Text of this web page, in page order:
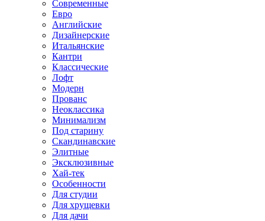
Современные
Евро
Английские
Дизайнерские
Итальянские
Кантри
Классические
Лофт
Модерн
Прованс
Неоклассика
Минимализм
Под старину
Скандинавские
Элитные
Эксклюзивные
Хай-тек
Особенности
Для студии
Для хрущевки
Для дачи